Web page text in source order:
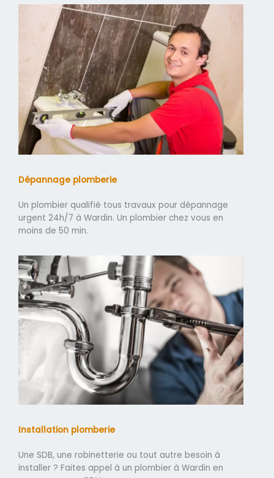
Dépannage plomberie
Un plombier qualifié tous travaux pour dépannage
urgent 24h/7 à Wardin. Un plombier chez vous en
moins de 50 min.
Installation plomberie
Une SDB, une robinetterie ou tout autre besoin à
installer ? Faites appel à un plombier à Wardin en